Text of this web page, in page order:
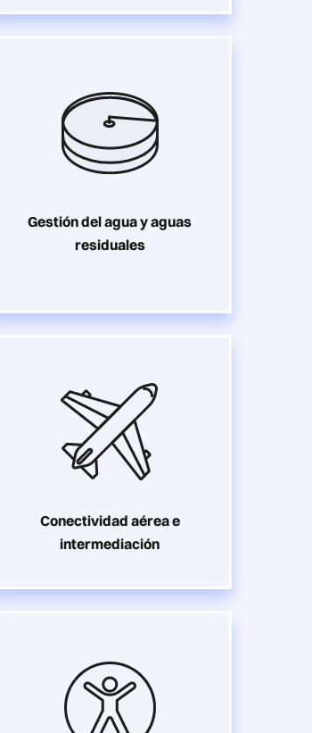
Gestión del agua y aguas
residuales
Conectividad aérea e
intermediación